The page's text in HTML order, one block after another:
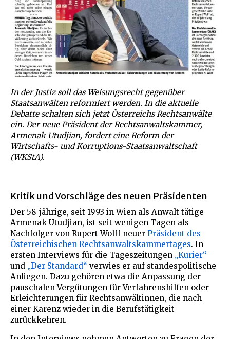
In der Justiz soll das Weisungsrecht gegenüber
Staatsanwälten reformiert werden. In die aktuelle
Debatte schalten sich jetzt Österreichs Rechtsanwälte
ein. Der neue Präsident der Rechtsanwaltskammer,
Armenak Utudjian, fordert eine Reform der
Wirtschafts- und Korruptions-Staatsanwaltschaft
(WKStA).
Kritik und Vorschläge des neuen Präsidenten
Der 58-jährige, seit 1993 in Wien als Anwalt tätige
Armenak Utudjian, ist seit wenigen Tagen als
Nachfolger von Rupert Wolff neuer Präsident des
Österreichischen Rechtsanwaltskammertages. In
ersten Interviews für die Tageszeitungen „Kurier“
und „Der Standard“ verwies er auf standespolitische
Anliegen. Dazu gehören etwa die Anpassung der
pauschalen Vergütungen für Verfahrenshilfen oder
Erleichterungen für Rechtsanwältinnen, die nach
einer Karenz wieder in die Berufstätigkeit
zurückkehren.